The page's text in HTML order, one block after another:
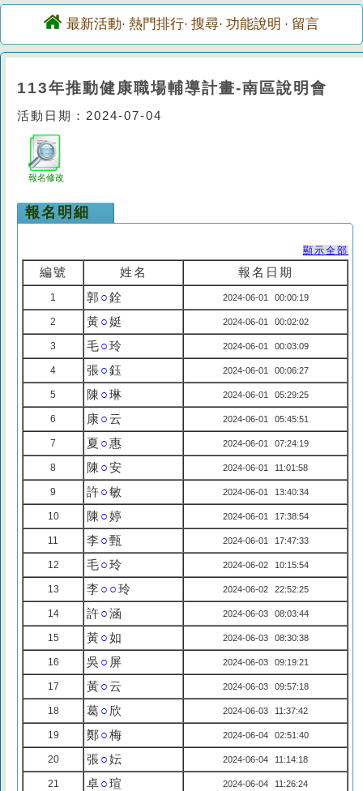
最新活動· 熱門排行· 搜尋· 功能說明 · 留言
113年推動健康職場輔導計畫-南區說明會
活動日期：2024-07-04
報名修改
報名明細
顯示全部
編號 姓名 報名日期
1 郭 ○銓 2024-06-01 00:00:19
2 黃○娗 2024-06-01 00:02:02
3 毛○玲 2024-06-01 00:03:09
4 張○鈺 2024-06-01 00:06:27
5 陳 ○琳 2024-06-01 05:29:25
6 康○云 2024-06-01 05:45:51
7 夏 ○惠 2024-06-01 07:24:19
8 陳 ○安 2024-06-01 11:01:58
9 許○敏 2024-06-01 13:40:34
10 陳 ○婷 2024-06-01 17:38:54
11 李○甄 2024-06-01 17:47:33
12 毛○玲 2024-06-02 10:15:54
13 李○○玲 2024-06-02 22:52:25
14 許○涵 2024-06-03 08:03:44
15 黃○如 2024-06-03 08:30:38
16 吳 ○ 屏 2024-06-03 09:19:21
17 黃○云 2024-06-03 09:57:18
18 葛○ 欣 2024-06-03 11:37:42
19 鄭○梅 2024-06-04 02:51:40
20 張○妘 2024-06-04 11:14:18
21 卓○瑄 2024-06-04 11:26:24